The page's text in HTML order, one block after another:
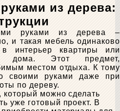
из дерева:
руками из дерева –
и такая мебель одинаково
в интерьер квартиры или
дома. Этот предмет,
местом отдыха. К тому
своими руками даже при
по дереву.
который можно сделать
уже готовый проект. В